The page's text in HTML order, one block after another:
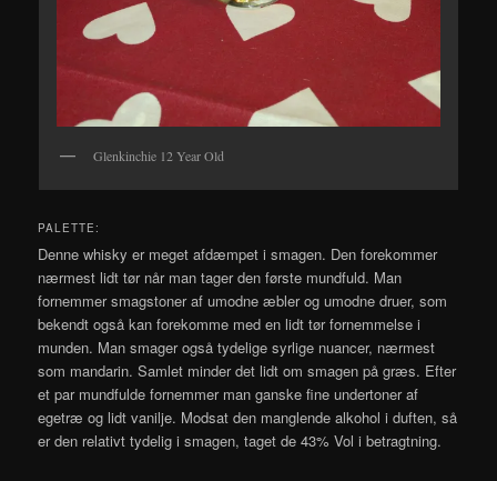
Glenkinchie 12 Year Old
PALETTE:
Denne whisky er meget afdæmpet i smagen. Den forekommer
nærmest lidt tør når man tager den første mundfuld. Man
fornemmer smagstoner af umodne æbler og umodne druer, som
bekendt også kan forekomme med en lidt tør fornemmelse i
munden. Man smager også tydelige syrlige nuancer, nærmest
som mandarin. Samlet minder det lidt om smagen på græs. Efter
et par mundfulde fornemmer man ganske fine undertoner af
egetræ og lidt vanilje. Modsat den manglende alkohol i duften, så
er den relativt tydelig i smagen, taget de 43% Vol i betragtning.